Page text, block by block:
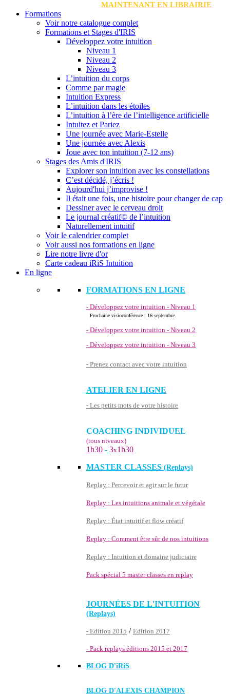
MAINTENANT EN LIBRAIRIE
Formations
Voir notre catalogue complet
Formations et Stages d'IRIS
Développez votre intuition
Niveau 1
Niveau 2
Niveau 3
L’intuition du corps
Comme par magie
Intuition Express
L’intuition dans les étoiles
L’intuition à l’ère de l’intelligence artificielle
Intuitez et Pariez
Une journée avec Marie-Estelle
Une journée avec Alexis
Joue avec ton intuition (7-12 ans)
Stages des Amis d'IRIS
Explorer son intuition avec les constellations
C’est décidé, j’écris !
Aujourd'hui j’improvise !
Il était une fois, une histoire pour changer de cap
Dessiner avec le cerveau droit
Le journal créatif© de l’intuition
Naturellement intuitif
Voir le calendrier complet
Voir aussi nos formations en ligne
Lire notre livre d'or
Carte cadeau iRiS Intuition
En ligne
FORMATIONS EN LIGNE
- Développez votre intuition - Niveau 1
Prochaine visioconférence : 16 septembre
- Développez votre intuition - Niveau 2
- Développez votre intuition - Niveau 3
- Prenez contact avec votre intuition
ATELIER EN LIGNE
- Les petits mots de votre histoire
COACHING INDIVIDUEL
(tous niveaux)
1h30 - 3x1h30
MASTER CLASSES (Replays)
Replay : Percevoir et agir sur le futur
Replay : Les intuitions animale et végétale
Replay : État intuitif et flow créatif
Replay : Comment être sûr de nos intuitions
Replay : Intuition et domaine judiciaire
Pack spécial 5 master classes en replay
JOURNÉES DE L'INTUITION
(Replays)
- Edition 2015 / Edition 2017
- Pack replays éditions 2015 et 2017
BLOG D'iRiS
BLOG D'ALEXIS CHAMPION